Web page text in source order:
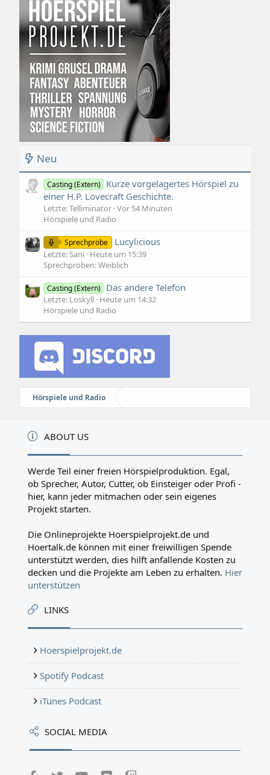
Neu
Casting (Extern)
Kurze vorgelagertes Hörspiel zu
einer H.P. Lovecraft Geschichte.
Letzte: Telliminator Vor 54 Minuten
Hörspiele und Radio
Sprechprobe Lucylicious
Letzte: Sani Heute um 15:39
Sprechproben: Weiblich
Casting (Extern) Das andere Telefon
Letzte: Loskyll Heute um 14:32
Hörspiele und Radio
Hörspiele und Radio
ABOUT US
Werde Teil einer freien Hörspielproduktion. Egal,
ob Sprecher, Autor, Cutter, ob Einsteiger oder Profi -
hier, kann jeder mitmachen oder sein eigenes
Projekt starten.
Die Onlineprojekte Hoerspielprojekt.de und
Hoertalk.de können mit einer freiwilligen Spende
unterstützt werden, dies hilft anfallende Kosten zu
decken und die Projekte am Leben zu erhalten. Hier
unterstützen
LINKS
Hoerspielprojekt.de
Spotify Podcast
iTunes Podcast
SOCIAL MEDIA